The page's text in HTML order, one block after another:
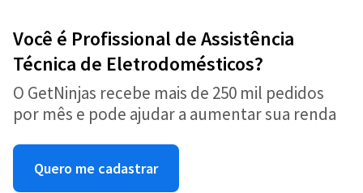
Você é Profissional de Assistência
Técnica de Eletrodomésticos?
O GetNinjas recebe mais de 250 mil pedidos
por mês e pode ajudar a aumentar sua renda
Quero me cadastrar